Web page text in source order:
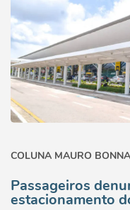
COLUNA MAURO BONNA
Passageiros
estacionamento